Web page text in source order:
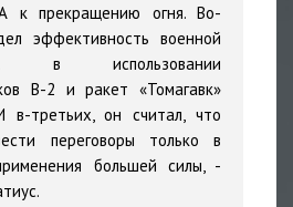
к прекращению огня. Во-
эффективность военной
использовании
B-2 и ракет «Томагавк»
в-третьих, он считал, что
переговоры только в
большей силы, -